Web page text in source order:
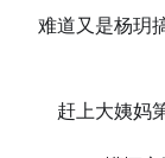
难道又是杨玥
赶上大姨妈